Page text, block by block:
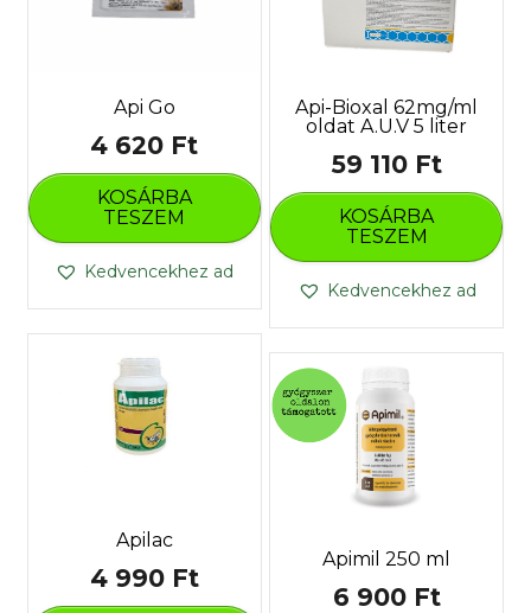
Api Go
4 620 Ft
KOSÁRBA
TESZEM
Kedvencekhez ad
Api-Bioxal 62mg/ml
oldat A.U.V 5 liter
59 110 Ft
KOSÁRBA
TESZEM
Kedvencekhez ad
Apilac
4 990 Ft
Apimil 250 ml
6 900 Ft